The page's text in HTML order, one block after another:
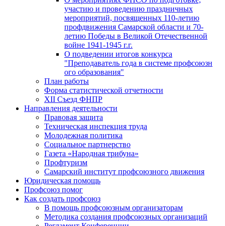
участию и проведению праздничных
мероприятий, посвященных 110-летию
профдвижения Самарской области и 70-
летию Победы в Великой Отечественной
войне 1941-1945 г.г.
О подведении итогов конкурса
"Преподаватель года в системе профсоюзн
ого образования"
План работы
Форма статистической отчетности
XII Съезд ФНПР
Направления деятельности
Правовая защита
Техническая инспекция труда
Молодежная политика
Социальное партнерство
Газета «Народная трибуна»
Профтуризм
Самарский институт профсоюзного движения
Юридическая помощь
Профсоюз помог
Как создать профсоюз
В помощь профсоюзным организаторам
Методика создания профсоюзных организаций